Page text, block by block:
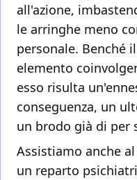
all'azione,
le arringhe meno
personale. Benché
elemento
esso risulta
conseguenza, un
un brodo già di per
Assistiamo anche
un reparto